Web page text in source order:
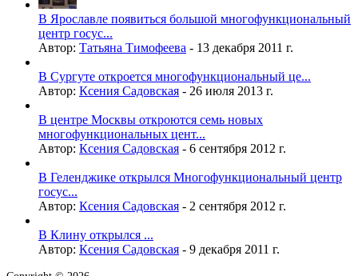
В Ярославле появиться большой многофункциональный
центр госус...
Автор: Татьяна Тимофеева - 13 декабря 2011 г.
В Сургуте откроется многофункциональный це...
Автор: Ксения Садовская - 26 июля 2013 г.
В центре Москвы откроются семь новых
многофункциональных цент...
Автор: Ксения Садовская - 6 сентября 2012 г.
В Геленджике открылся Многофункциональный центр
госус...
Автор: Ксения Садовская - 2 сентября 2012 г.
В Клину открылся ...
Автор: Ксения Садовская - 9 декабря 2011 г.